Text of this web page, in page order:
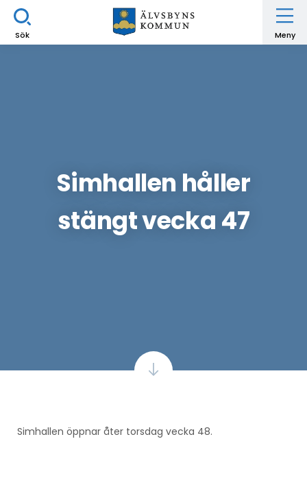
Sök Meny
Simhallen håller
stängt vecka 47
Simhallen öppnar åter torsdag vecka 48.